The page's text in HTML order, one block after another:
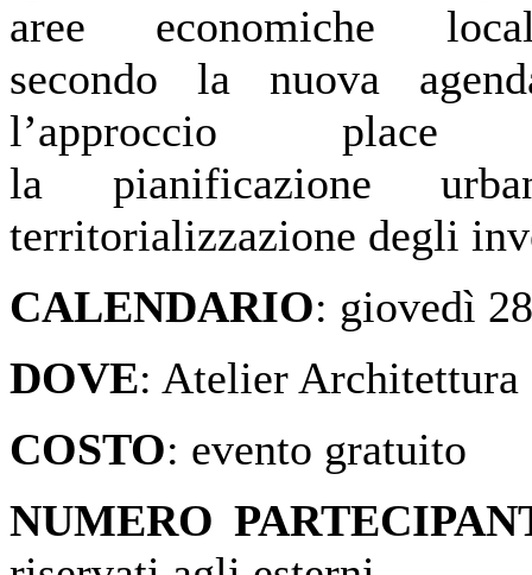
aree
economiche
secondo
la nuova
l’approccio
la
pianificazione
territorializzazione degli
CALENDARIO: giovedì
DOVE: Atelier Architettura
COSTO: evento gratuito
NUMERO